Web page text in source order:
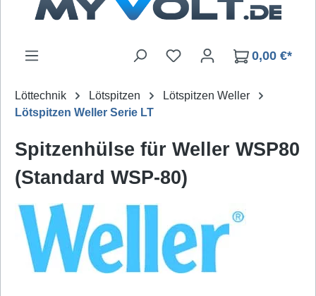
Du hast 0 Produkte auf
0,00 €*
Löttechnik Lötspitzen
Lötspitzen Weller
Lötspitzen Weller Serie LT
Spitzenhülse für Weller WSP80
(Standard WSP-80)